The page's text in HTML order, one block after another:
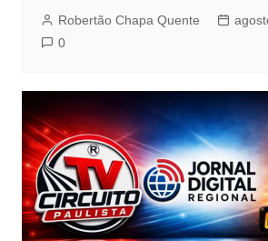
Robertão Chapa Quente
0